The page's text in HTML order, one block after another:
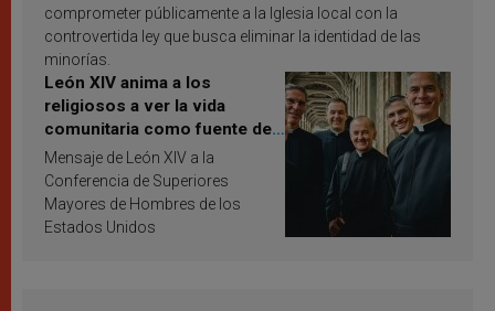
comprometer públicamente a la Iglesia local con la
controvertida ley que busca eliminar la identidad de las
minorías.
León XIV anima a los
religiosos a ver la vida
comunitaria como fuente de
inspiración y santificación
Mensaje de León XIV a la
Conferencia de Superiores
Mayores de Hombres de los
Estados Unidos